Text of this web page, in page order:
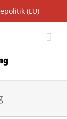
(EU)